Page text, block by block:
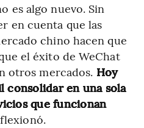
es algo nuevo. Sin
en cuenta que las
chino hacen que
el éxito de WeChat
otros mercados. Hoy
consolidar en una sola
que funcionan